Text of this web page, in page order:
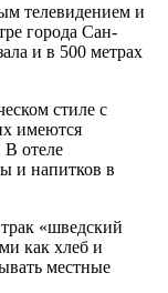
телевидением и
города Сан-
и в 500 метрах
стиле с
имеются
В отеле
и напитков в
«шведский
как хлеб и
местные